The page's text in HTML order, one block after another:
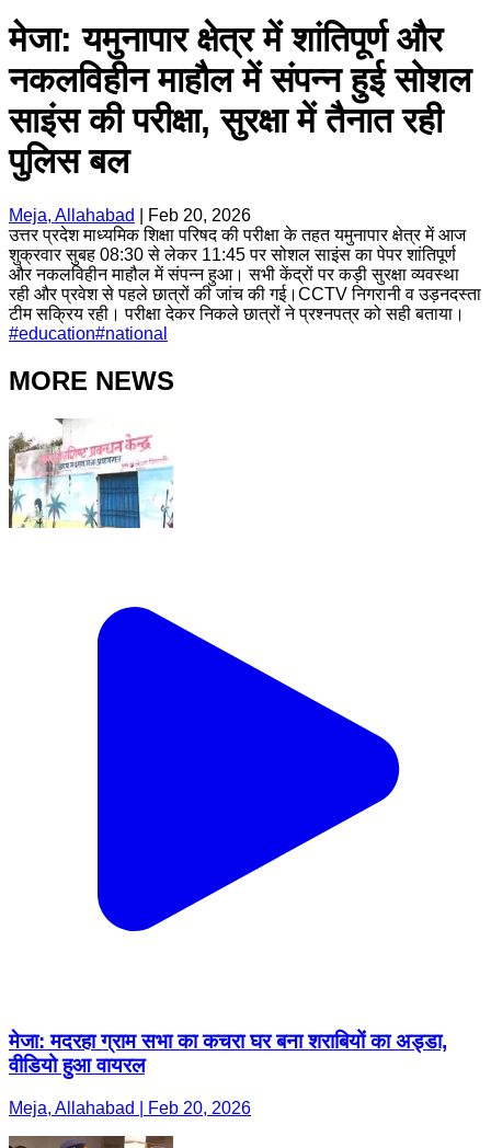
मेजा: यमुनापार क्षेत्र में शांतिपूर्ण और
नकलविहीन माहौल में संपन्न हुई सोशल
साइंस की परीक्षा, सुरक्षा में तैनात रही
पुलिस बल
Meja, Allahabad
Feb 20, 2026
उत्तर प्रदेश माध्यमिक शिक्षा परिषद की परीक्षा के तहत यमुनापार क्षेत्र में आज
शुक्रवार सुबह 08:30 से लेकर 11:45 पर सोशल साइंस का पेपर शांतिपूर्ण
और नकलविहीन माहौल में संपन्न हुआ। सभी केंद्रों पर कड़ी सुरक्षा व्यवस्था
रही और प्रवेश से पहले छात्रों की जांच की गई।CCTV निगरानी व उड़नदस्ता
टीम सक्रिय रही। परीक्षा देकर निकले छात्रों ने प्रश्नपत्र को सही बताया।
#education#national
MORE NEWS
मेजा: मदरहा ग्राम सभा का कचरा घर बना शराबियों का अड्डा,
वीडियो हुआ वायरल
Meja, Allahabad | Feb 20, 2026